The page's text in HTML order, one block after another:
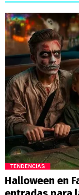
TENDENCIAS
Halloween en